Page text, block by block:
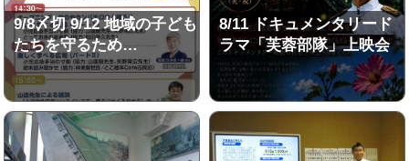
9/8〆切 9/12 地域の子ども
たちを守るため…
8/11 ドキュメンタリード
ラマ「芙蓉部隊」上映会